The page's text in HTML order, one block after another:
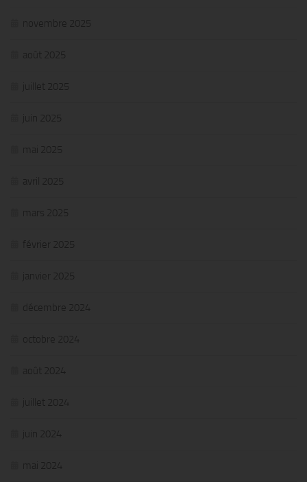
novembre 2025
août 2025
juillet 2025
juin 2025
mai 2025
avril 2025
mars 2025
février 2025
janvier 2025
décembre 2024
octobre 2024
août 2024
juillet 2024
juin 2024
mai 2024